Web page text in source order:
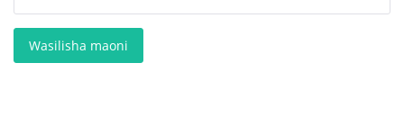
Wasilisha maoni